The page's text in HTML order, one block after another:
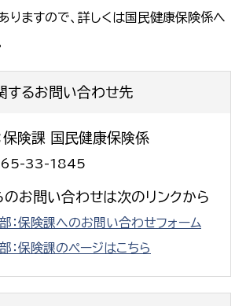
りますので、詳しくは国民健康保険係へ
するお問い合わせ先
保険課 国民健康保険係
33-1845
のお問い合わせは次のリンクから
：保険課へのお問い合わせフォーム
：保険課のページはこちら